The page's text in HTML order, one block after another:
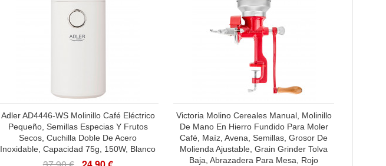
Adler AD4446-WS Molinillo Café Eléctrico
Pequeño, Semillas Especias Y Frutos
Secos, Cuchilla Doble De Acero
Inoxidable, Capacidad 75g, 150W, Blanco
Victoria Molino Cereales Manual, Molinillo
De Mano En Hierro Fundido Para Moler
Café, Maíz, Avena, Semillas, Grosor De
Molienda Ajustable, Grain Grinder Tolva
Baja, Abrazadera Para Mesa, Rojo